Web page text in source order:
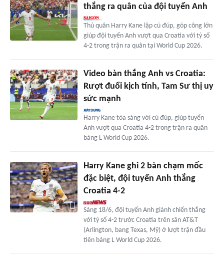
thắng ra quân của đội tuyển Anh
Thủ quân Harry Kane lập cú đúp, góp công lớn
giúp đội tuyển Anh vượt qua Croatia với tỷ số
4-2 trong trận ra quân tại World Cup 2026.
Video bàn thắng Anh vs Croatia:
Rượt đuổi kịch tính, Tam Sư thị uy
sức mạnh
Harry Kane tỏa sáng với cú đúp, giúp tuyển
Anh vượt qua Croatia 4-2 trong trận ra quân
bảng L World Cup 2026.
Harry Kane ghi 2 bàn chạm mốc
đặc biệt, đội tuyển Anh thắng
Croatia 4-2
Sáng 18/6, đội tuyển Anh giành chiến thắng
với tỷ số 4-2 trước Croatia trên sân AT&T
(Arlington, bang Texas, Mỹ) ở lượt trận đầu
tiên bảng L World Cup 2026.